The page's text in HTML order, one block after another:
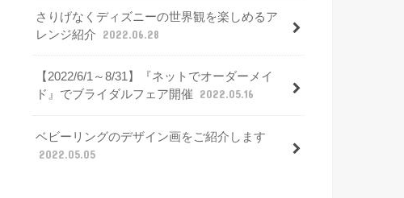
さりげなくディズニーの世界観を楽しめるア
レンジ紹介
2022.06.28
【2022/6/1～8/31】『ネットでオーダーメイ
ド』でブライダルフェア開催
2022.05.16
ベビーリングのデザイン画をご紹介します
2022.05.05